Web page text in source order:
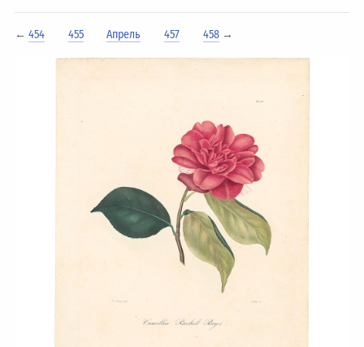
←454 455 Апрель 457 458→